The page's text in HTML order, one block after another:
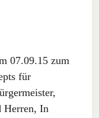
07.09.15 zum
für
Herren, In